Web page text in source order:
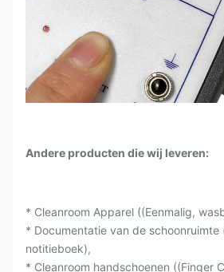
Andere producten die wij leveren:
* Cleanroom Apparel ((Eenmalig,
* Documentatie van de schoonruimte
notitieboek),
* Cleanroom handschoenen ((Finger